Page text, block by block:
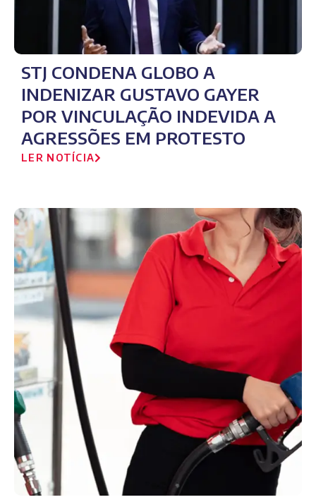
STJ CONDENA GLOBO A
INDENIZAR GUSTAVO GAYER
POR VINCULAÇÃO INDEVIDA A
AGRESSÕES EM PROTESTO
LER NOTÍCIA